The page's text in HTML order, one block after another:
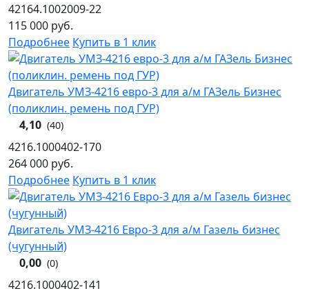
42164.1002009-22
115 000 руб.
Подробнее Купить в 1 клик
Двигатель УМЗ-4216 евро-3 для а/м ГАЗель Бизнес
(поликлин. ремень под ГУР)
4,10 (40)
4216.1000402-170
264 000 руб.
Подробнее Купить в 1 клик
Двигатель УМЗ-4216 Евро-3 для а/м Газель бизнес
(чугунный)
0,00 (0)
4216.1000402-141